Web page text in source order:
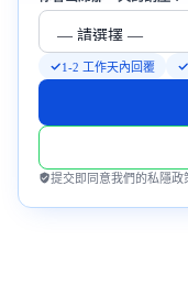
1-2 工作天內回覆
提交即同意我們的私隱政